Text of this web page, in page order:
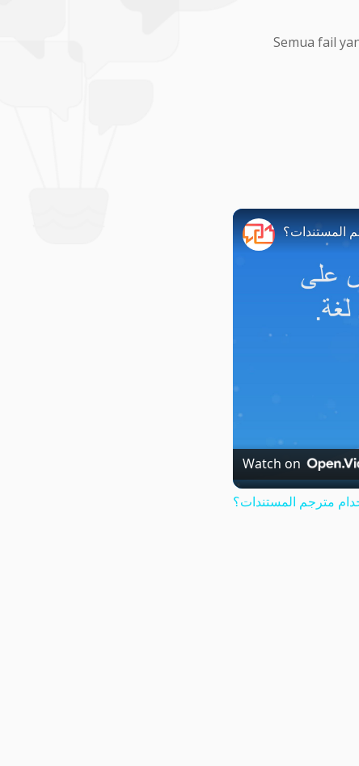
Semua fail
المستندات؟
Watch on
مترجم المستندات؟